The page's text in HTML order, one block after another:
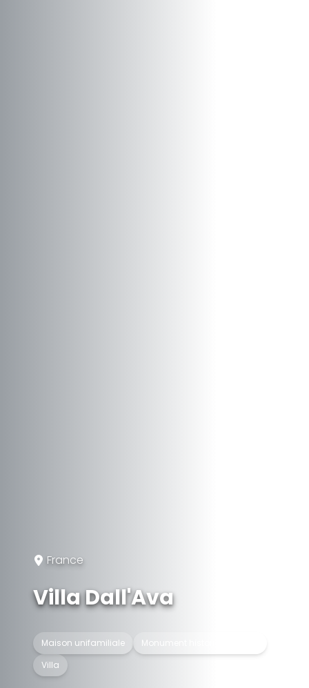
France
Villa Dall'Ava
Maison unifamiliale
Monument historique inscrit
Villa